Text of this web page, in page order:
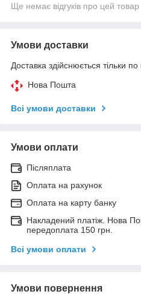
Ще немає відгуків про цей товар
Умови доставки
Доставка здійснюється тільки по
Нова Пошта
Всі умови доставки
Умови оплати
Післяплата
Оплата на рахунок
Оплата на карту банку
Накладений платіж. Нова
передоплата 150 грн.
Всі умови оплати
Умови повернення